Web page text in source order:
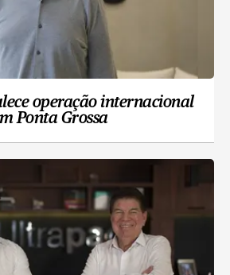
operação internacional
Ponta Grossa